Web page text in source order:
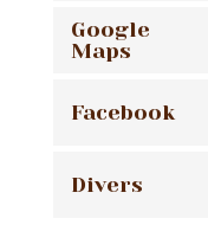
Google
Maps
Facebook
Divers